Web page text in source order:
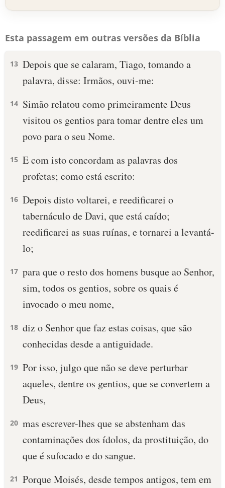
Esta passagem em outras versões da Bíblia
13 Depois que se calaram, Tiago, tomando a
palavra, disse: Irmãos, ouvi-me:
14 Simão relatou como primeiramente Deus
visitou os gentios para tomar dentre eles um
povo para o seu Nome.
15 E com isto concordam as palavras dos
profetas; como está escrito:
16 Depois disto voltarei, e reedificarei o
tabernáculo de Davi, que está caído;
reedificarei as suas ruínas, e tornarei a levantá-
lo;
17 para que o resto dos homens busque ao Senhor,
sim, todos os gentios, sobre os quais é
invocado o meu nome,
18 diz o Senhor que faz estas coisas, que são
conhecidas desde a antiguidade.
19 Por isso, julgo que não se deve perturbar
aqueles, dentre os gentios, que se convertem a
Deus,
20 mas escrever-lhes que se abstenham das
contaminações dos ídolos, da prostituição, do
que é sufocado e do sangue.
21 Porque Moisés, desde tempos antigos, tem em